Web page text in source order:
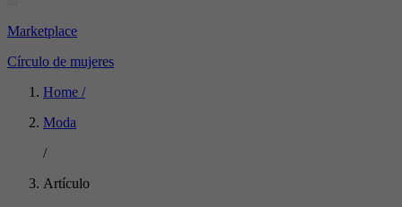
Marketplace
Círculo de mujeres
Home /
Moda
/
Artículo